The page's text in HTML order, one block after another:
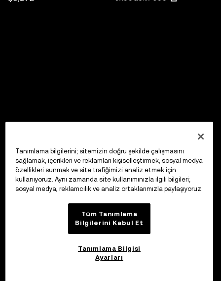
Tanımlama bilgilerini; sitemizin doğru şekilde çalışmasını
sağlamak, içerikleri ve reklamları kişiselleştirmek, sosyal medya
özellikleri sunmak ve site trafiğimizi analiz etmek için
kullanıyoruz. Aynı zamanda site kullanımınızla ilgili bilgileri;
sosyal medya, reklamcılık ve analiz ortaklarımızla paylaşıyoruz.
Tüm Tanımlama
Bilgilerini Kabul Et
Tanımlama Bilgisi
Ayarları